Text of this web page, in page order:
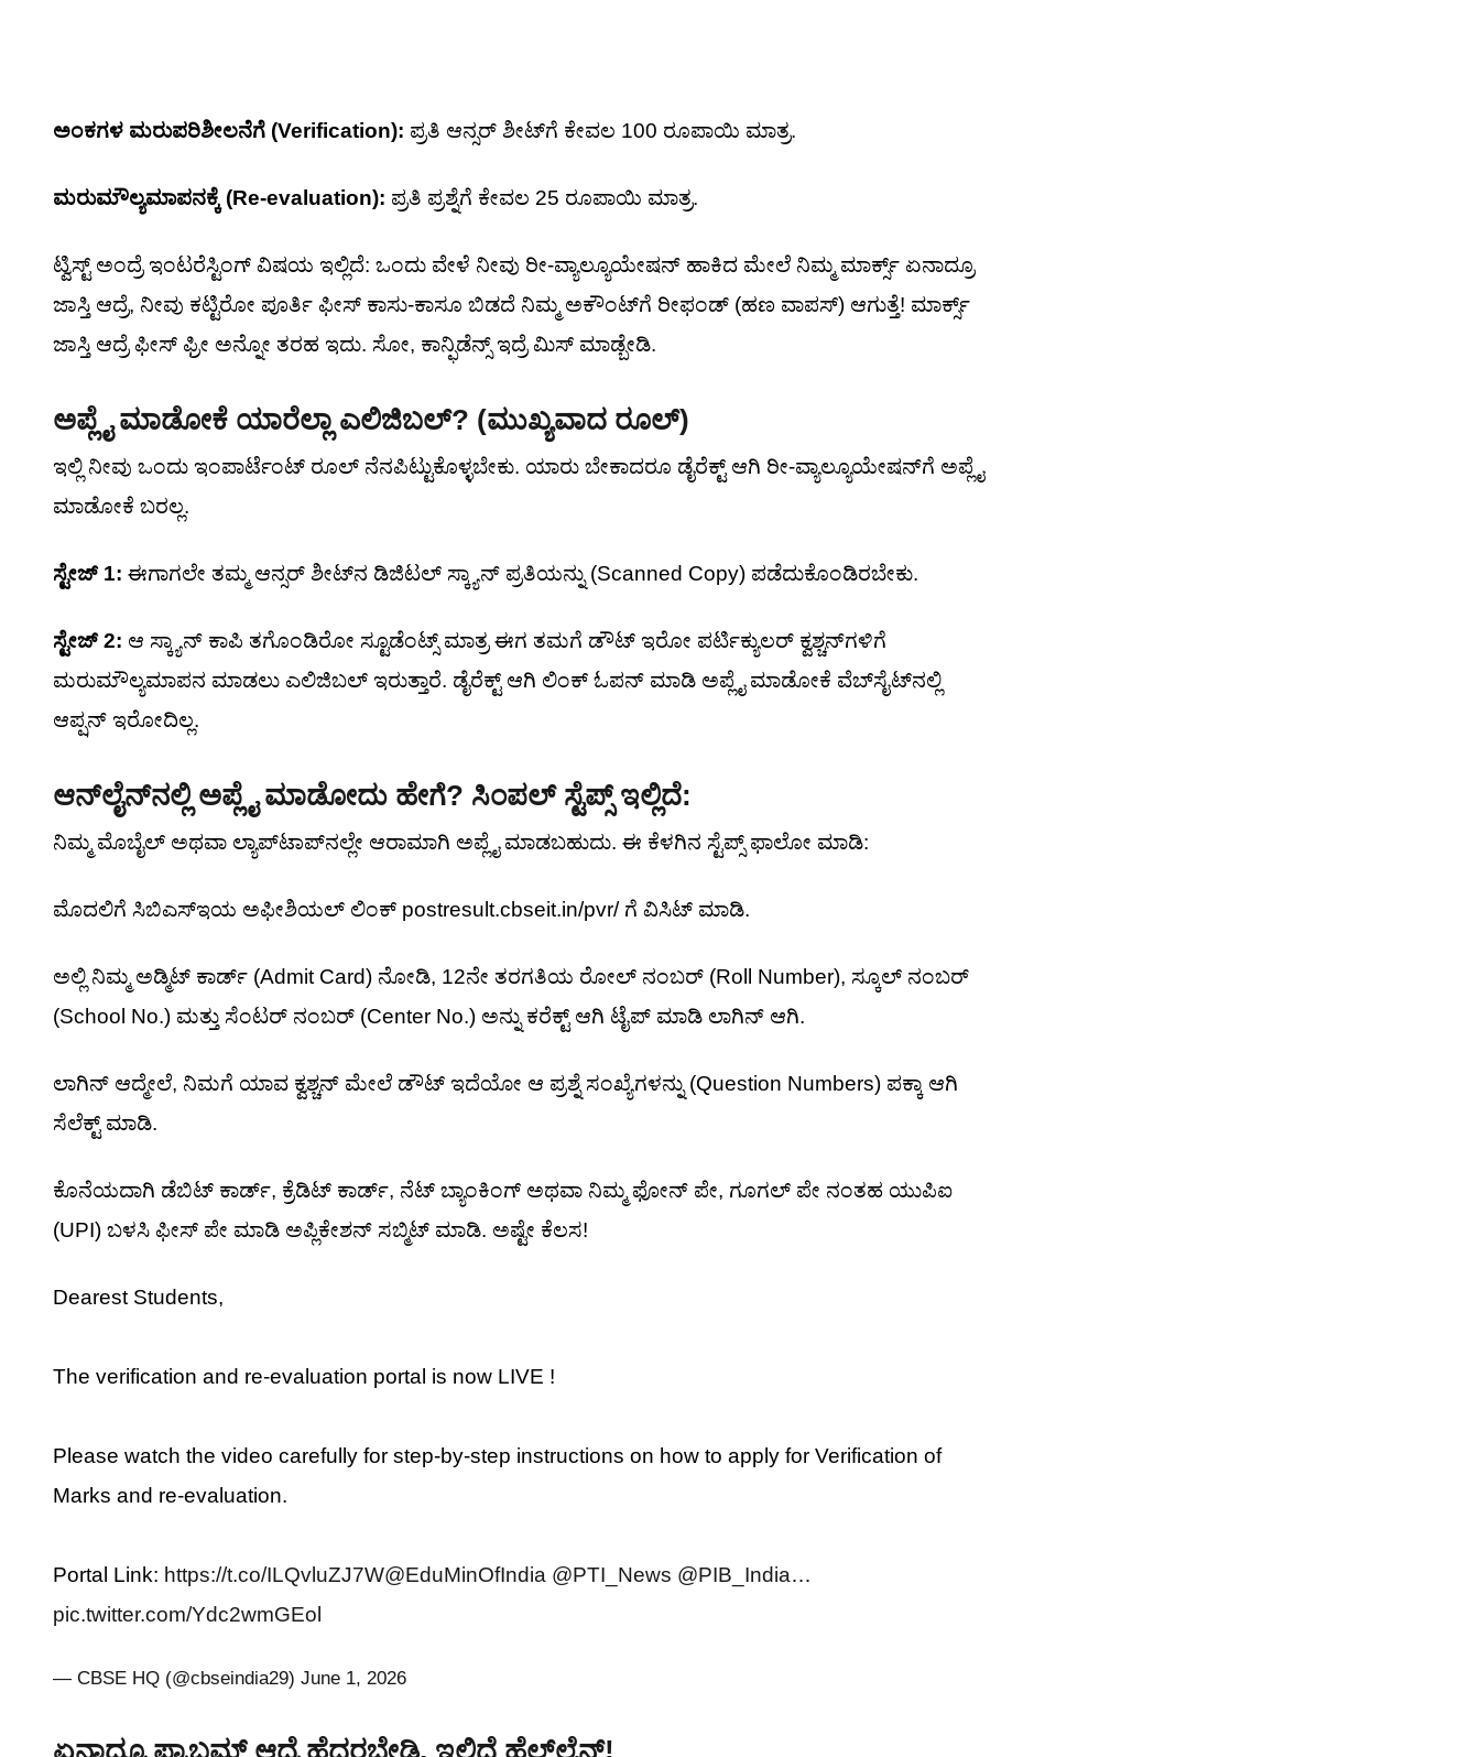
ಅಂಕಗಳ ಮರುಪರಿಶೀಲನೆಗೆ (Verification): ಪ್ರತಿ ಆನ್ಸರ್ ಶೀಟ್‌ಗೆ ಕೇವಲ 100 ರೂಪಾಯಿ ಮಾತ್ರ.
ಮರುಮೌಲ್ಯಮಾಪನಕ್ಕೆ (Re-evaluation): ಪ್ರತಿ ಪ್ರಶ್ನೆಗೆ ಕೇವಲ 25 ರೂಪಾಯಿ ಮಾತ್ರ.
ಟ್ವಿಸ್ಟ್ ಅಂದ್ರೆ ಇಂಟರೆಸ್ಟಿಂಗ್ ವಿಷಯ ಇಲ್ಲಿದೆ: ಒಂದು ವೇಳೆ ನೀವು ರೀ-ವ್ಯಾಲ್ಯೂಯೇಷನ್ ಹಾಕಿದ ಮೇಲೆ ನಿಮ್ಮ ಮಾರ್ಕ್ಸ್ ಏನಾದ್ರೂ
ಜಾಸ್ತಿ ಆದ್ರೆ, ನೀವು ಕಟ್ಟಿರೋ ಪೂರ್ತಿ ಫೀಸ್ ಕಾಸು-ಕಾಸೂ ಬಿಡದೆ ನಿಮ್ಮ ಅಕೌಂಟ್‌ಗೆ ರೀಫಂಡ್ (ಹಣ ವಾಪಸ್) ಆಗುತ್ತೆ! ಮಾರ್ಕ್ಸ್
ಜಾಸ್ತಿ ಆದ್ರೆ ಫೀಸ್ ಫ್ರೀ ಅನ್ನೋ ತರಹ ಇದು. ಸೋ, ಕಾನ್ಫಿಡೆನ್ಸ್ ಇದ್ರೆ ಮಿಸ್ ಮಾಡ್ಬೇಡಿ.
ಅಪ್ಲೈ ಮಾಡೋಕೆ ಯಾರೆಲ್ಲಾ ಎಲಿಜಿಬಲ್? (ಮುಖ್ಯವಾದ ರೂಲ್)
ಇಲ್ಲಿ ನೀವು ಒಂದು ಇಂಪಾರ್ಟೆಂಟ್ ರೂಲ್ ನೆನಪಿಟ್ಟುಕೊಳ್ಳಬೇಕು. ಯಾರು ಬೇಕಾದರೂ ಡೈರೆಕ್ಟ್ ಆಗಿ ರೀ-ವ್ಯಾಲ್ಯೂಯೇಷನ್‌ಗೆ ಅಪ್ಲೈ
ಮಾಡೋಕೆ ಬರಲ್ಲ.
ಸ್ಟೇಜ್ 1: ಈಗಾಗಲೇ ತಮ್ಮ ಆನ್ಸರ್ ಶೀಟ್‌ನ ಡಿಜಿಟಲ್ ಸ್ಕ್ಯಾನ್ ಪ್ರತಿಯನ್ನು (Scanned Copy) ಪಡೆದುಕೊಂಡಿರಬೇಕು.
ಸ್ಟೇಜ್ 2: ಆ ಸ್ಕ್ಯಾನ್ ಕಾಪಿ ತಗೊಂಡಿರೋ ಸ್ಟೂಡೆಂಟ್ಸ್ ಮಾತ್ರ ಈಗ ತಮಗೆ ಡೌಟ್ ಇರೋ ಪರ್ಟಿಕ್ಯುಲರ್ ಕ್ವಶ್ಚನ್‌ಗಳಿಗೆ
ಮರುಮೌಲ್ಯಮಾಪನ ಮಾಡಲು ಎಲಿಜಿಬಲ್ ಇರುತ್ತಾರೆ. ಡೈರೆಕ್ಟ್ ಆಗಿ ಲಿಂಕ್ ಓಪನ್ ಮಾಡಿ ಅಪ್ಲೈ ಮಾಡೋಕೆ ವೆಬ್‌ಸೈಟ್‌ನಲ್ಲಿ
ಆಪ್ಷನ್ ಇರೋದಿಲ್ಲ.
ಆನ್‌ಲೈನ್‌ನಲ್ಲಿ ಅಪ್ಲೈ ಮಾಡೋದು ಹೇಗೆ? ಸಿಂಪಲ್ ಸ್ಟೆಪ್ಸ್ ಇಲ್ಲಿದೆ:
ನಿಮ್ಮ ಮೊಬೈಲ್ ಅಥವಾ ಲ್ಯಾಪ್‌ಟಾಪ್‌ನಲ್ಲೇ ಆರಾಮಾಗಿ ಅಪ್ಲೈ ಮಾಡಬಹುದು. ಈ ಕೆಳಗಿನ ಸ್ಟೆಪ್ಸ್ ಫಾಲೋ ಮಾಡಿ:
ಮೊದಲಿಗೆ ಸಿಬಿಎಸ್‌ಇಯ ಅಫೀಶಿಯಲ್ ಲಿಂಕ್ postresult.cbseit.in/pvr/ ಗೆ ವಿಸಿಟ್ ಮಾಡಿ.
ಅಲ್ಲಿ ನಿಮ್ಮ ಅಡ್ಮಿಟ್ ಕಾರ್ಡ್ (Admit Card) ನೋಡಿ, 12ನೇ ತರಗತಿಯ ರೋಲ್ ನಂಬರ್ (Roll Number), ಸ್ಕೂಲ್ ನಂಬರ್
(School No.) ಮತ್ತು ಸೆಂಟರ್ ನಂಬರ್ (Center No.) ಅನ್ನು ಕರೆಕ್ಟ್ ಆಗಿ ಟೈಪ್ ಮಾಡಿ ಲಾಗಿನ್ ಆಗಿ.
ಲಾಗಿನ್ ಆದ್ಮೇಲೆ, ನಿಮಗೆ ಯಾವ ಕ್ವಶ್ಚನ್ ಮೇಲೆ ಡೌಟ್ ಇದೆಯೋ ಆ ಪ್ರಶ್ನೆ ಸಂಖ್ಯೆಗಳನ್ನು (Question Numbers) ಪಕ್ಕಾ ಆಗಿ
ಸೆಲೆಕ್ಟ್ ಮಾಡಿ.
ಕೊನೆಯದಾಗಿ ಡೆಬಿಟ್ ಕಾರ್ಡ್, ಕ್ರೆಡಿಟ್ ಕಾರ್ಡ್, ನೆಟ್ ಬ್ಯಾಂಕಿಂಗ್ ಅಥವಾ ನಿಮ್ಮ ಫೋನ್ ಪೇ, ಗೂಗಲ್ ಪೇ ನಂತಹ ಯುಪಿಐ
(UPI) ಬಳಸಿ ಫೀಸ್ ಪೇ ಮಾಡಿ ಅಪ್ಲಿಕೇಶನ್ ಸಬ್ಮಿಟ್ ಮಾಡಿ. ಅಷ್ಟೇ ಕೆಲಸ!
Dearest Students,
The verification and re-evaluation portal is now LIVE !
Please watch the video carefully for step-by-step instructions on how to apply for Verification of
Marks and re-evaluation.
Portal Link: https://t.co/ILQvluZJ7W@EduMinOfIndia @PTI_News @PIB_India…
pic.twitter.com/Ydc2wmGEol
— CBSE HQ (@cbseindia29) June 1, 2026
ಏನಾದ್ರೂ ಪ್ರಾಬ್ಲಮ್ ಆದ್ರೆ ಹೆದರಬೇಡಿ, ಇಲ್ಲಿದೆ ಹೆಲ್ಪ್‌ಲೈನ್!